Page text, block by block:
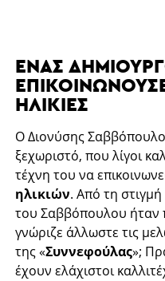
ΈΝΑΣ
ΗΛΙΚΊΕΣ
Ο Διονύσης
ξεχωριστό, που λίγοι
τέχνη του να
ηλικιών. Από τη
του Σαββόπουλου ήταν
γνώριζε άλλωστε τις
της «Συννεφούλας»;
έχουν ελάχιστοι